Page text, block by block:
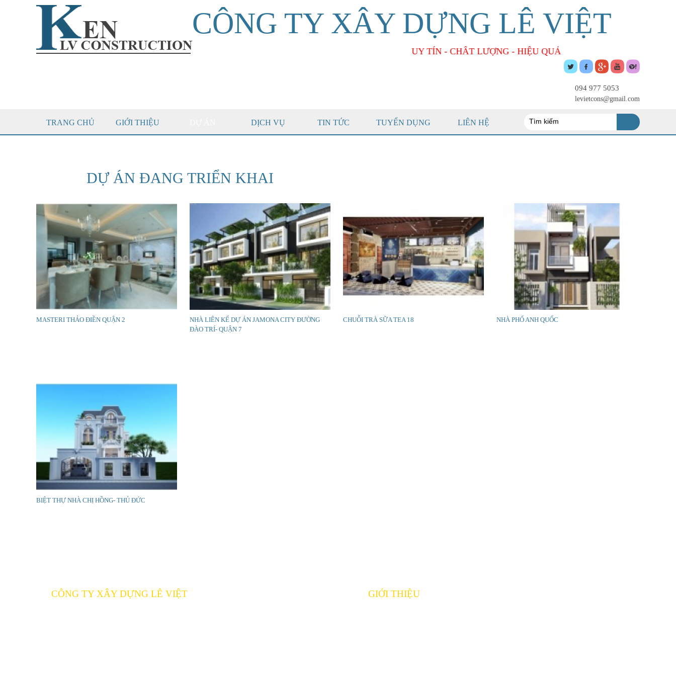
CÔNG TY XÂY DỰNG LÊ VIỆT
UY TÍN - CHẤT LƯỢNG - HIỆU QUẢ
094 977 5053
levietcons@gmail.com
TRANG CHỦ GIỚI THIỆU DỊCH VỤ TIN TỨC TUYỂN DỤNG LIÊN HỆ
DỰ ÁN ĐANG TRIỂN KHAI
MASTERI THẢO ĐIỀN QUẬN 2
NHÀ LIÊN KẾ DỰ ÁN JAMONA CITY ĐƯỜNG
ĐÀO TRÍ- QUẬN 7
CHUỖI TRÀ SỮA TEA 18 NHÀ PHỐ ANH QUỐC
BIỆT THỰ NHÀ CHỊ HỒNG- THỦ ĐỨC
CÔNG TY XÂY DỰNG LÊ VIỆT GIỚI THIỆU